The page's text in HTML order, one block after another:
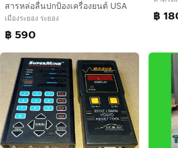
สารหล่อลื่นปกป้องเครื่องยนต์ USA
เมืองระยอง ระยอง
฿ 590
฿